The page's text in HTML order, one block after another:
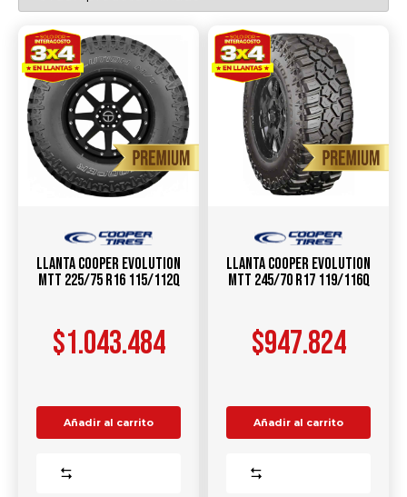
Llanta COOPER Evolution
MTT 225/75 R16 115/112Q
$1.043.484
Añadir al carrito
Llanta COOPER Evolution
MTT 245/70 R17 119/116Q
$947.824
Añadir al carrito